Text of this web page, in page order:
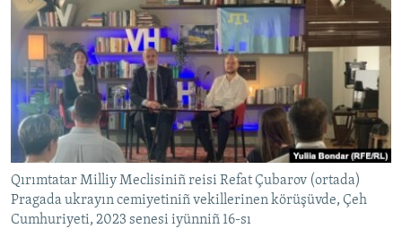
FİKİR
Русский
Українською
QOŞULIÑIZ!
Qırımtatar Milliy Meclisiniñ reisi Refat Çubarov (ortada)
Pragada ukrayın cemiyetiniñ vekillerinen körüşüvde, Çeh
Cumhuriyeti, 2023 senesi iyünniñ 16-sı